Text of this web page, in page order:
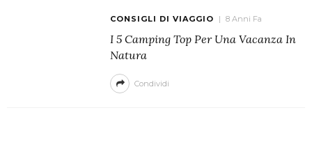
CONSIGLI DI VIAGGIO 8 Anni Fa
I 5 Camping Top Per Una Vacanza In
Natura
Condividi